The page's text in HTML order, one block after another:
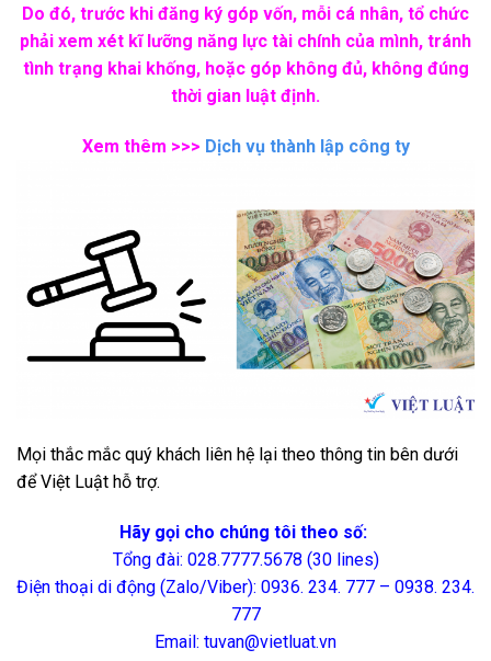
Do đó, trước khi đăng ký góp vốn, mỗi cá nhân, tổ chức
phải xem xét kĩ lưỡng năng lực tài chính của mình, tránh
tình trạng khai khống, hoặc góp không đủ, không đúng
thời gian luật định.
Xem thêm >>> Dịch vụ thành lập công ty
Mọi thắc mắc quý khách liên hệ lại theo thông tin bên dưới
để Việt Luật hỗ trợ.
Hãy gọi cho chúng tôi theo số:
Tổng đài: 028.7777.5678 (30 lines)
Điện thoại di động (Zalo/Viber): 0936. 234. 777 – 0938. 234.
777
Email: tuvan@vietluat.vn